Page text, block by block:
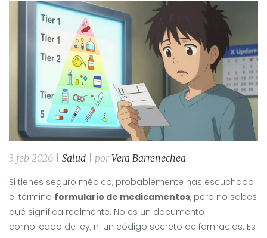
3 feb 2026 | Salud | porVera Barrenechea
Si tienes seguro médico, probablemente has escuchado
el término formulario de medicamentos, pero no sabes
qué significa realmente. No es un documento
complicado de ley, ni un código secreto de farmacias. Es